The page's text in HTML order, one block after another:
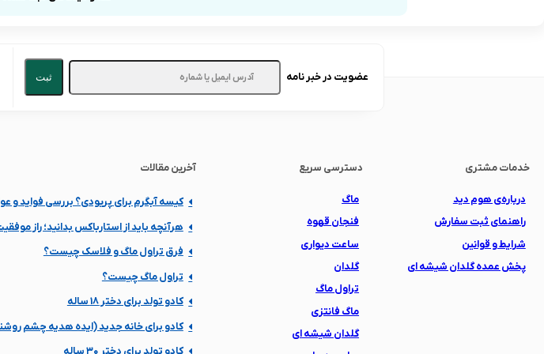
عضویت در خبر نامه ثبت
خدمات مشتری
درباره‌ی هوم دید
راهنمای ثبت سفارش
شرایط و قوانین
پخش عمده گلدان شیشه ای
دسترسی سریع
ماگ
فنجان قهوه
ساعت دیواری
گلدان
تراول ماگ
ماگ فانتزی
گلدان شیشه ای
آخرین مقالات
کیسه آبگرم برای پریودی؟ بررسی فواید
هرآنچه باید از استارباکس بدانید؛ راز
فرق تراول ماگ و فلاسک چیست؟
تراول ماگ چیست؟
کادو تولد برای دختر 18 ساله
کادو برای خانه جدید (ایده هدیه چشم